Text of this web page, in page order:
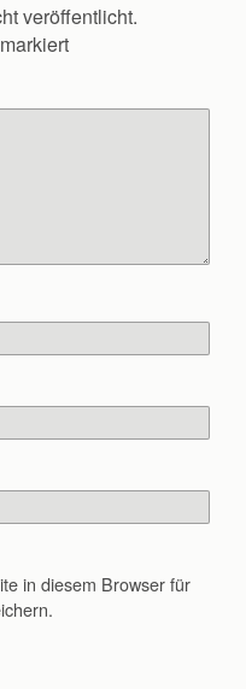
veröffentlicht.
markiert
in diesem Browser für